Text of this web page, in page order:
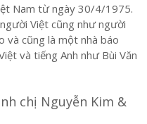
Nam từ ngày 30/4/1975.
Việt cũng như người
và cũng là một nhà báo
và tiếng Anh như Bùi Văn
chị Nguyễn Kim &